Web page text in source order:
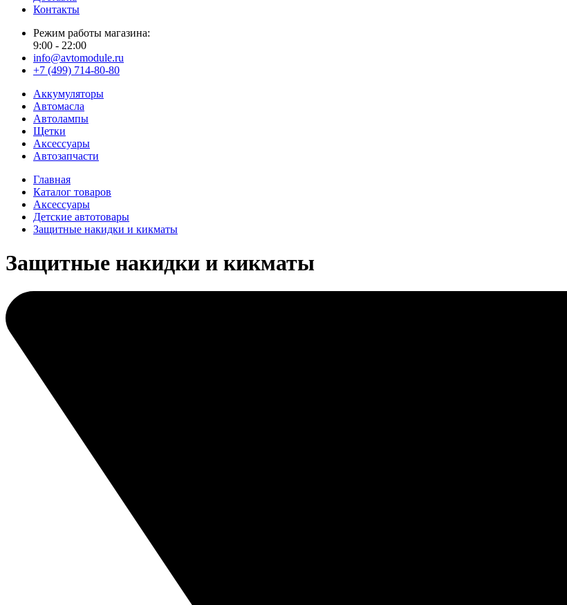
Контакты
Режим работы магазина:
9:00 - 22:00
info@avtomodule.ru
+7 (499) 714-80-80
Аккумуляторы
Автомасла
Автолампы
Щетки
Аксессуары
Автозапчасти
Главная
Каталог товаров
Аксессуары
Детские автотовары
Защитные накидки и кикматы
Защитные накидки и кикматы